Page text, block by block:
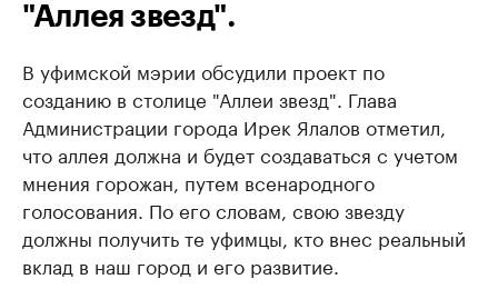
"Аллея звезд".
В уфимской мэрии обсудили проект по
созданию в столице "Аллеи звезд". Глава
Администрации города Ирек Ялалов отметил,
что аллея должна и будет создаваться с учетом
мнения горожан, путем всенародного
голосования. По его словам, свою звезду
должны получить те уфимцы, кто внес реальный
вклад в наш город и его развитие.